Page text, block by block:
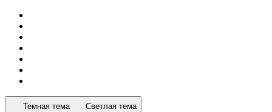
Темная тема Светлая тема